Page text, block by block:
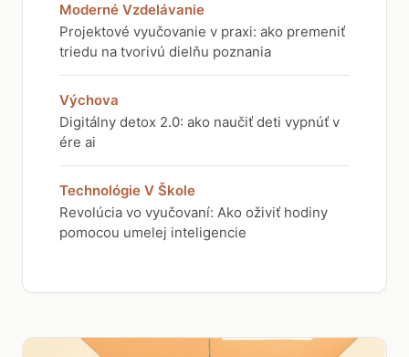
Moderné Vzdelávanie
Projektové vyučovanie v praxi: ako premeniť
triedu na tvorivú dielňu poznania
Výchova
Digitálny detox 2.0: ako naučiť deti vypnúť v
ére ai
Technológie V Škole
Revolúcia vo vyučovaní: Ako oživiť hodiny
pomocou umelej inteligencie